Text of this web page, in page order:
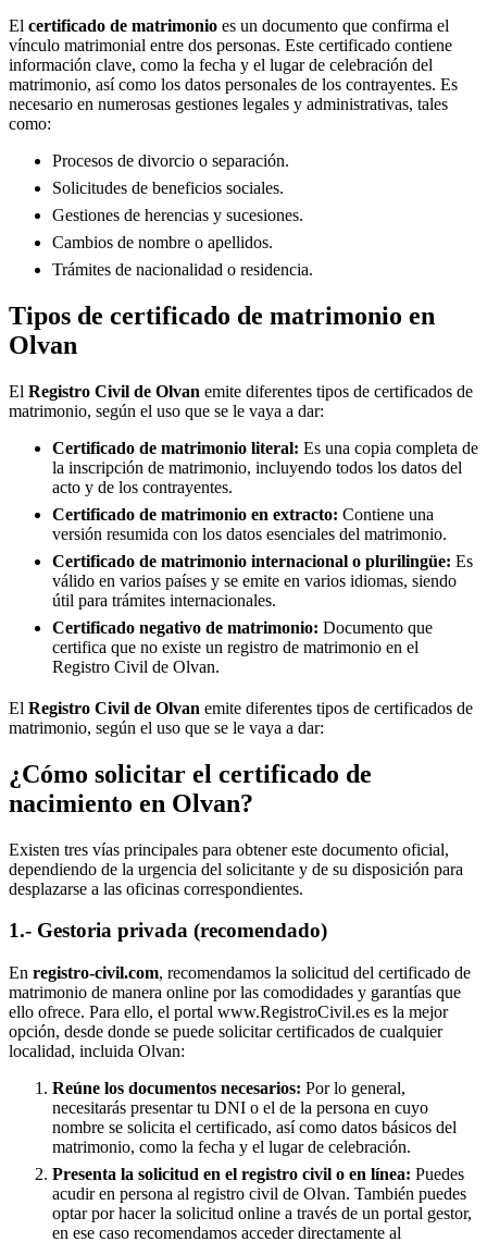
El certificado de matrimonio es un documento que confirma el
vínculo matrimonial entre dos personas. Este certificado contiene
información clave, como la fecha y el lugar de celebración del
matrimonio, así como los datos personales de los contrayentes. Es
necesario en numerosas gestiones legales y administrativas, tales
como:
Procesos de divorcio o separación.
Solicitudes de beneficios sociales.
Gestiones de herencias y sucesiones.
Cambios de nombre o apellidos.
Trámites de nacionalidad o residencia.
Tipos de certificado de matrimonio en
Olvan
El Registro Civil de Olvan emite diferentes tipos de certificados de
matrimonio, según el uso que se le vaya a dar:
Certificado de matrimonio literal: Es una copia completa de
la inscripción de matrimonio, incluyendo todos los datos del
acto y de los contrayentes.
Certificado de matrimonio en extracto: Contiene una
versión resumida con los datos esenciales del matrimonio.
Certificado de matrimonio internacional o plurilingüe: Es
válido en varios países y se emite en varios idiomas, siendo
útil para trámites internacionales.
Certificado negativo de matrimonio: Documento que
certifica que no existe un registro de matrimonio en el
Registro Civil de Olvan.
El Registro Civil de Olvan emite diferentes tipos de certificados de
matrimonio, según el uso que se le vaya a dar:
¿Cómo solicitar el certificado de
nacimiento en Olvan?
Existen tres vías principales para obtener este documento oficial,
dependiendo de la urgencia del solicitante y de su disposición para
desplazarse a las oficinas correspondientes.
1.- Gestoria privada (recomendado)
En registro-civil.com, recomendamos la solicitud del certificado de
matrimonio de manera online por las comodidades y garantías que
ello ofrece. Para ello, el portal www.RegistroCivil.es es la mejor
opción, desde donde se puede solicitar certificados de cualquier
localidad, incluida Olvan:
Reúne los documentos necesarios: Por lo general,
necesitarás presentar tu DNI o el de la persona en cuyo
nombre se solicita el certificado, así como datos básicos del
matrimonio, como la fecha y el lugar de celebración.
Presenta la solicitud en el registro civil o en línea: Puedes
acudir en persona al registro civil de Olvan. También puedes
optar por hacer la solicitud online a través de un portal gestor,
en ese caso recomendamos acceder directamente al